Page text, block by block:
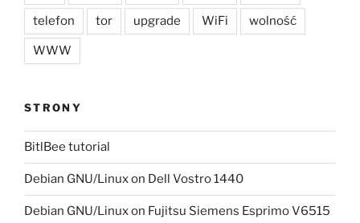
telefon tor upgrade WiFi wolność
WWW
STRONY
BitlBee tutorial
Debian GNU/Linux on Dell Vostro 1440
Debian GNU/Linux on Fujitsu Siemens Esprimo V6515